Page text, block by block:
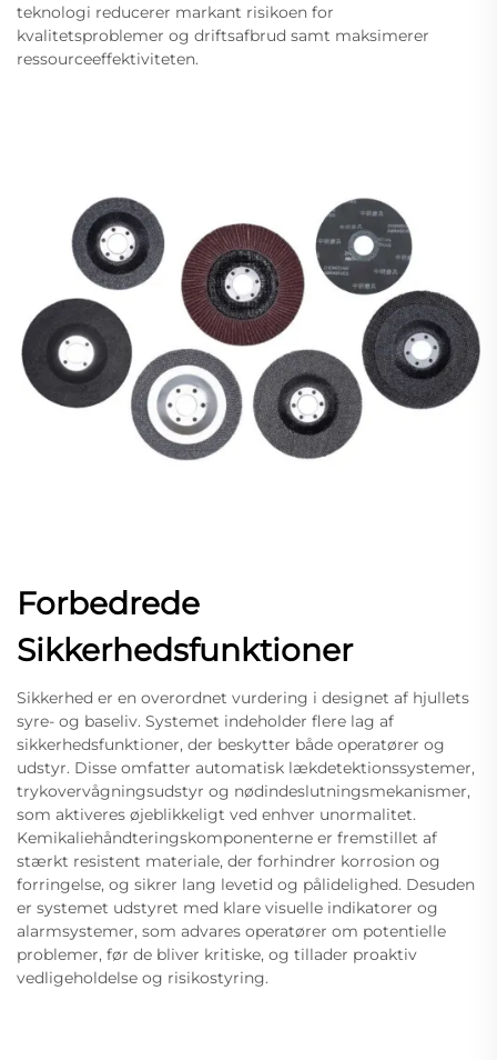
teknologi reducerer markant risikoen for
kvalitetsproblemer og driftsafbrud samt maksimerer
ressourceeffektiviteten.
Forbedrede
Sikkerhedsfunktioner
Sikkerhed er en overordnet vurdering i designet af hjullets
syre- og baseliv. Systemet indeholder flere lag af
sikkerhedsfunktioner, der beskytter både operatører og
udstyr. Disse omfatter automatisk lækdetektionssystemer,
trykovervågningsudstyr og nødindeslutningsmekanismer,
som aktiveres øjeblikkeligt ved enhver unormalitet.
Kemikaliehåndteringskomponenterne er fremstillet af
stærkt resistent materiale, der forhindrer korrosion og
forringelse, og sikrer lang levetid og pålidelighed. Desuden
er systemet udstyret med klare visuelle indikatorer og
alarmsystemer, som advares operatører om potentielle
problemer, før de bliver kritiske, og tillader proaktiv
vedligeholdelse og risikostyring.